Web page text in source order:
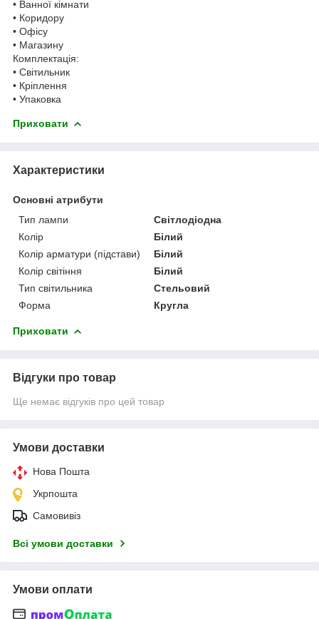
• Ванної кімнати
• Коридору
• Офісу
• Магазину
Комплектація:
• Світильник
• Кріплення
• Упаковка
Приховати
Характеристики
Основні атрибути
Тип лампи
Світлодіодна
Колір
Білий
Колір арматури (підстави)
Білий
Колір світіння
Білий
Тип світильника
Стельовий
Форма
Кругла
Приховати
Відгуки про товар
Ще немає відгуків про цей товар
Умови доставки
Нова Пошта
Укрпошта
Самовивіз
Всі умови доставки
Умови оплати